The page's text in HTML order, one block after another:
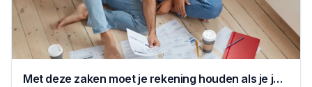
Met deze zaken moet je rekening houden als je je